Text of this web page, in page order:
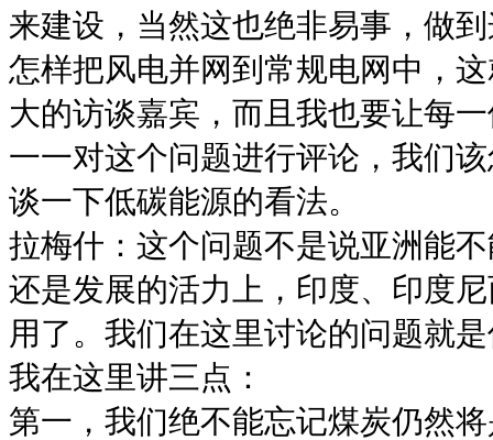
来建设，当然这也绝非易事，做
怎样把风电并网到常规电网中，
大的访谈嘉宾，而且我也要让每
一一对这个问题进行评论，我们
谈一下低碳能源的看法。
拉梅什：这个问题不是说亚洲能
还是发展的活力上，印度、印度
用了。我们在这里讨论的问题就
我在这里讲三点：
第一，我们绝不能忘记煤炭仍然